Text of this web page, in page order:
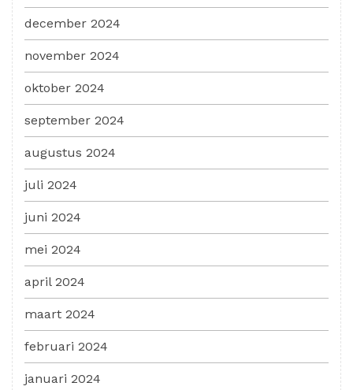
december 2024
november 2024
oktober 2024
september 2024
augustus 2024
juli 2024
juni 2024
mei 2024
april 2024
maart 2024
februari 2024
januari 2024